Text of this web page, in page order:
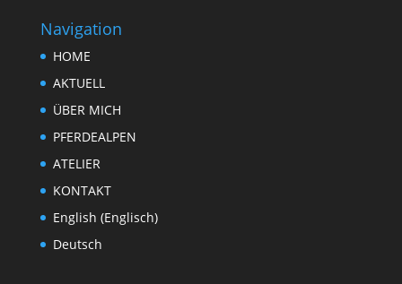
Navigation
HOME
AKTUELL
ÜBER MICH
PFERDEALPEN
ATELIER
KONTAKT
English (Englisch)
Deutsch